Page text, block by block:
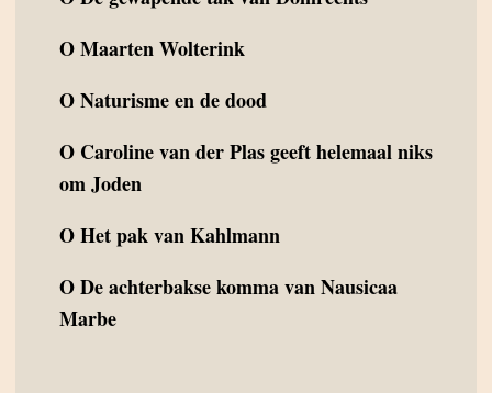
OMaarten Wolterink
ONaturisme en de dood
O Caroline van der Plas geeft helemaal niks
om Joden
OHet pak van Kahlmann
ODe achterbakse komma van Nausicaa
Marbe